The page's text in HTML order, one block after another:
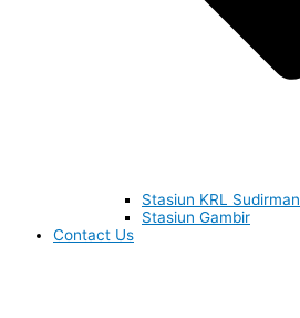
Stasiun KRL Sudirman
Stasiun Gambir
Contact Us